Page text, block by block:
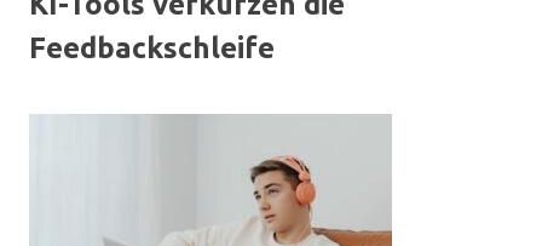
Feedbackschleife